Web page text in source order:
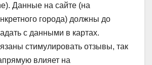
Данные на сайте (на
города) должны до
с данными в картах.
стимулировать отзывы, так
влияет на